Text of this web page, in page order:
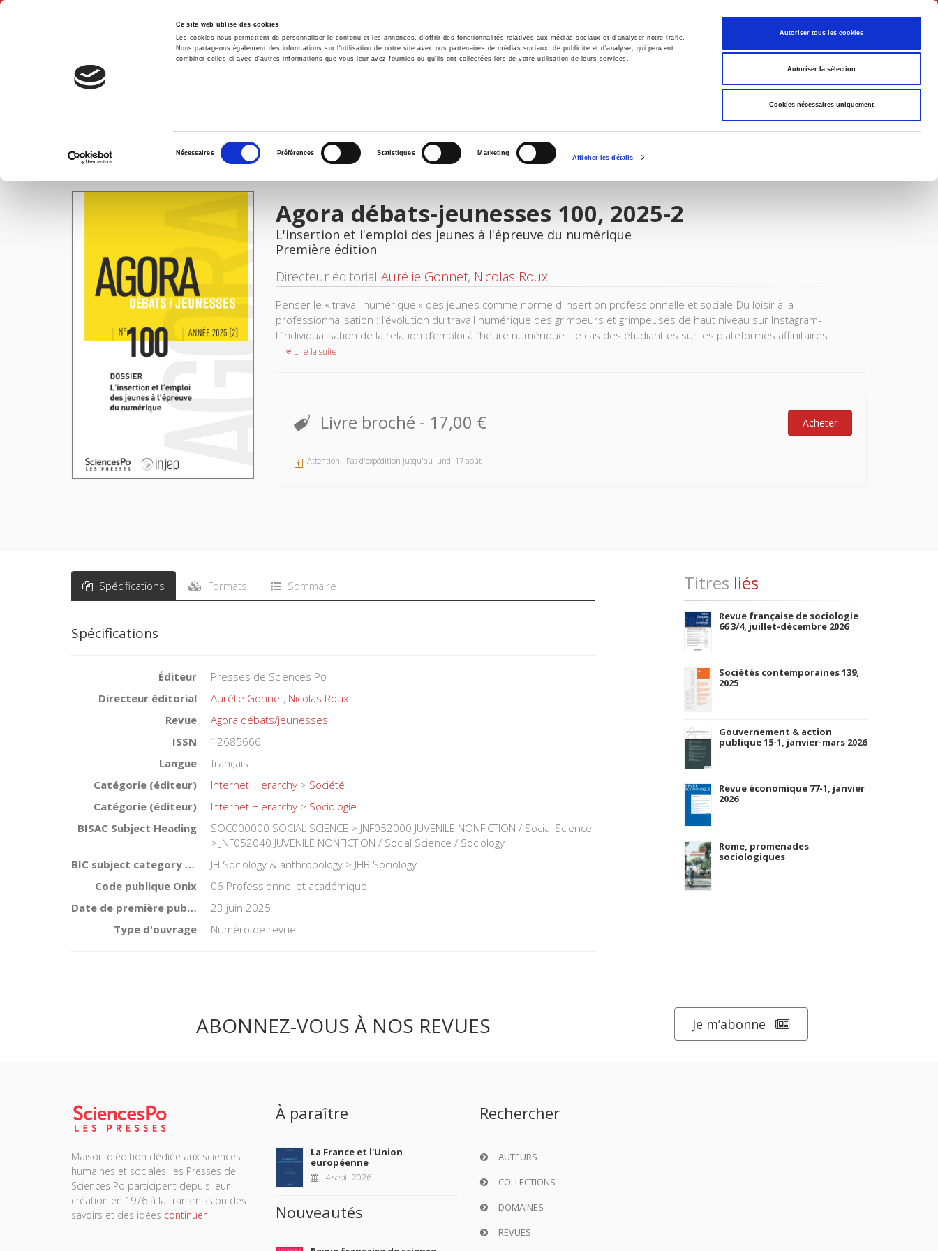
Ce site web utilise des cookies
Les cookies nous permettent de personnaliser le contenu et les annonces, d'offrir des fonctionnalités relatives aux médias sociaux et d'analyser notre trafic.
Nous partageons également des informations sur l'utilisation de notre site avec nos partenaires de médias sociaux, de publicité et d'analyse, qui peuvent
combiner celles-ci avec d'autres informations que vous leur avez fournies ou qu'ils ont collectées lors de votre utilisation de leurs services.
consentement
Nécessaires Préférences Statistiques Marketing
Afficher les détails
Autoriser tous les cookies
Autoriser la sélection
Cookies nécessaires uniquement
Français
Accueil Environnement Histoire International
IMAGES
Agora débats-jeunesses 100, 2025-2
L'insertion et l'emploi des jeunes à l'épreuve du numérique
Première édition
Directeur éditorial Aurélie Gonnet, Nicolas Roux
Penser le « travail numérique » des jeunes comme norme d'insertion professionnelle et sociale-Du loisir à la
professionnalisation : l’évolution du travail numérique des grimpeurs et grimpeuses de haut niveau sur Instagram-
L’individualisation de la relation d’emploi à l’heure numérique : le cas des étudiant·es sur les plateformes affinitaires
Lire la suite
Livre broché - 17,00 € Acheter
Attention ! Pas d'expédition jusqu'au lundi 17 août
Spécifications Formats Sommaire
Spécifications
Éditeur
Presses de Sciences Po
Directeur éditorial
Aurélie Gonnet, Nicolas Roux
Revue
Agora débats/jeunesses
ISSN
12685666
Langue
français
Catégorie (éditeur)
Internet Hierarchy > Société
Catégorie (éditeur)
Internet Hierarchy > Sociologie
BISAC Subject Heading
SOC000000 SOCIAL SCIENCE > JNF052000 JUVENILE NONFICTION / Social Science
> JNF052040 JUVENILE NONFICTION / Social Science / Sociology
BIC subject category (UK)
JH Sociology & anthropology > JHB Sociology
Code publique Onix
06 Professionnel et académique
Date de première publication du titre
23 juin 2025
Type d'ouvrage
Numéro de revue
Titres liés
Revue française de sociologie
66 3/4, juillet-décembre 2026
Sociétés contemporaines 139,
2025
Gouvernement & action
publique 15-1, janvier-mars 2026
Revue économique 77-1, janvier
2026
Rome, promenades
sociologiques
ABONNEZ-VOUS À NOS REVUES Je m’abonne
Maison d'édition dédiée aux sciences
humaines et sociales, les Presses de
Sciences Po participent depuis leur
création en 1976 à la transmission des
savoirs et des idées continuer
À paraître
La France et l'Union
européenne
4 sept. 2026
Nouveautés
Rechercher
AUTEURS
COLLECTIONS
DOMAINES
REVUES